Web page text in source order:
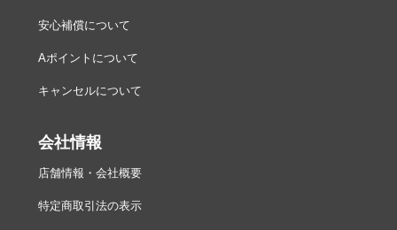
安心補償について
Aポイントについて
キャンセルについて
会社情報
店舗情報・会社概要
特定商取引法の表示